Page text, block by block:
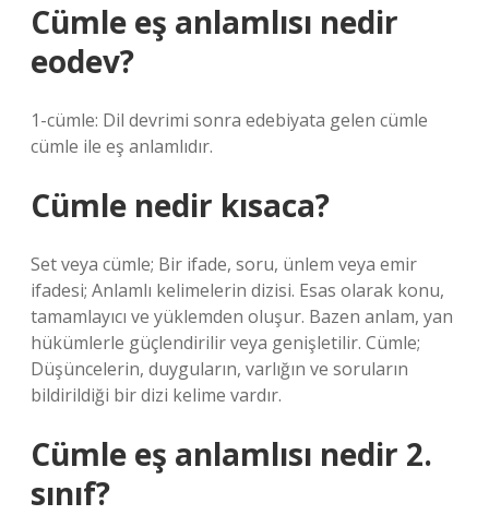
Cümle eş anlamlısı nedir
eodev?
1-cümle: Dil devrimi sonra edebiyata gelen cümle
cümle ile eş anlamlıdır.
Cümle nedir kısaca?
Set veya cümle; Bir ifade, soru, ünlem veya emir
ifadesi; Anlamlı kelimelerin dizisi. Esas olarak konu,
tamamlayıcı ve yüklemden oluşur. Bazen anlam, yan
hükümlerle güçlendirilir veya genişletilir. Cümle;
Düşüncelerin, duyguların, varlığın ve soruların
bildirildiği bir dizi kelime vardır.
Cümle eş anlamlısı nedir 2.
sınıf?